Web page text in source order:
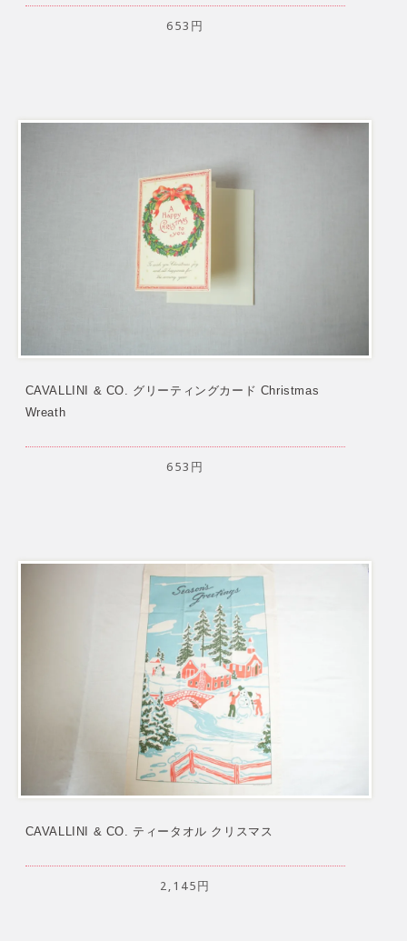
653円
CAVALLINI & CO. グリーティングカード Christmas
Wreath
653円
CAVALLINI & CO. ティータオル クリスマス
2,145円